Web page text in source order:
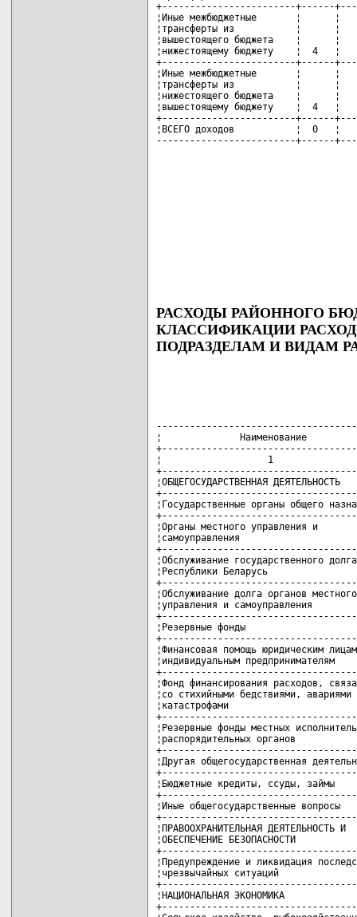
РАСХОДЫ РАЙОННОГО
КЛАССИФИКАЦИИ
ПОДРАЗДЕЛАМ И ВИДАМ
¦              Наименование
¦                   1
¦ОБЩЕГОСУДАРСТВЕННАЯ
¦Государственные органы общего
¦Органы местного
¦самоуправления
¦Обслуживание
¦Республики Беларусь
¦Обслуживание долга органов
¦управления и самоуправления
¦Резервные фонды
¦Финансовая помощь
¦индивидуальным
¦Фонд финансирования
¦со стихийными бедствиями,
¦катастрофами
¦Резервные фонды местных
¦распорядительных органов
¦Другая общегосударственная
¦Бюджетные кредиты, ссуды,
¦Иные общегосударственные
¦ПРАВООХРАНИТЕЛЬНАЯ
¦ОБЕСПЕЧЕНИЕ БЕЗОПАСНОСТИ
¦Предупреждение и ликвидация
¦чрезвычайных ситуаций
¦НАЦИОНАЛЬНАЯ ЭКОНОМИКА